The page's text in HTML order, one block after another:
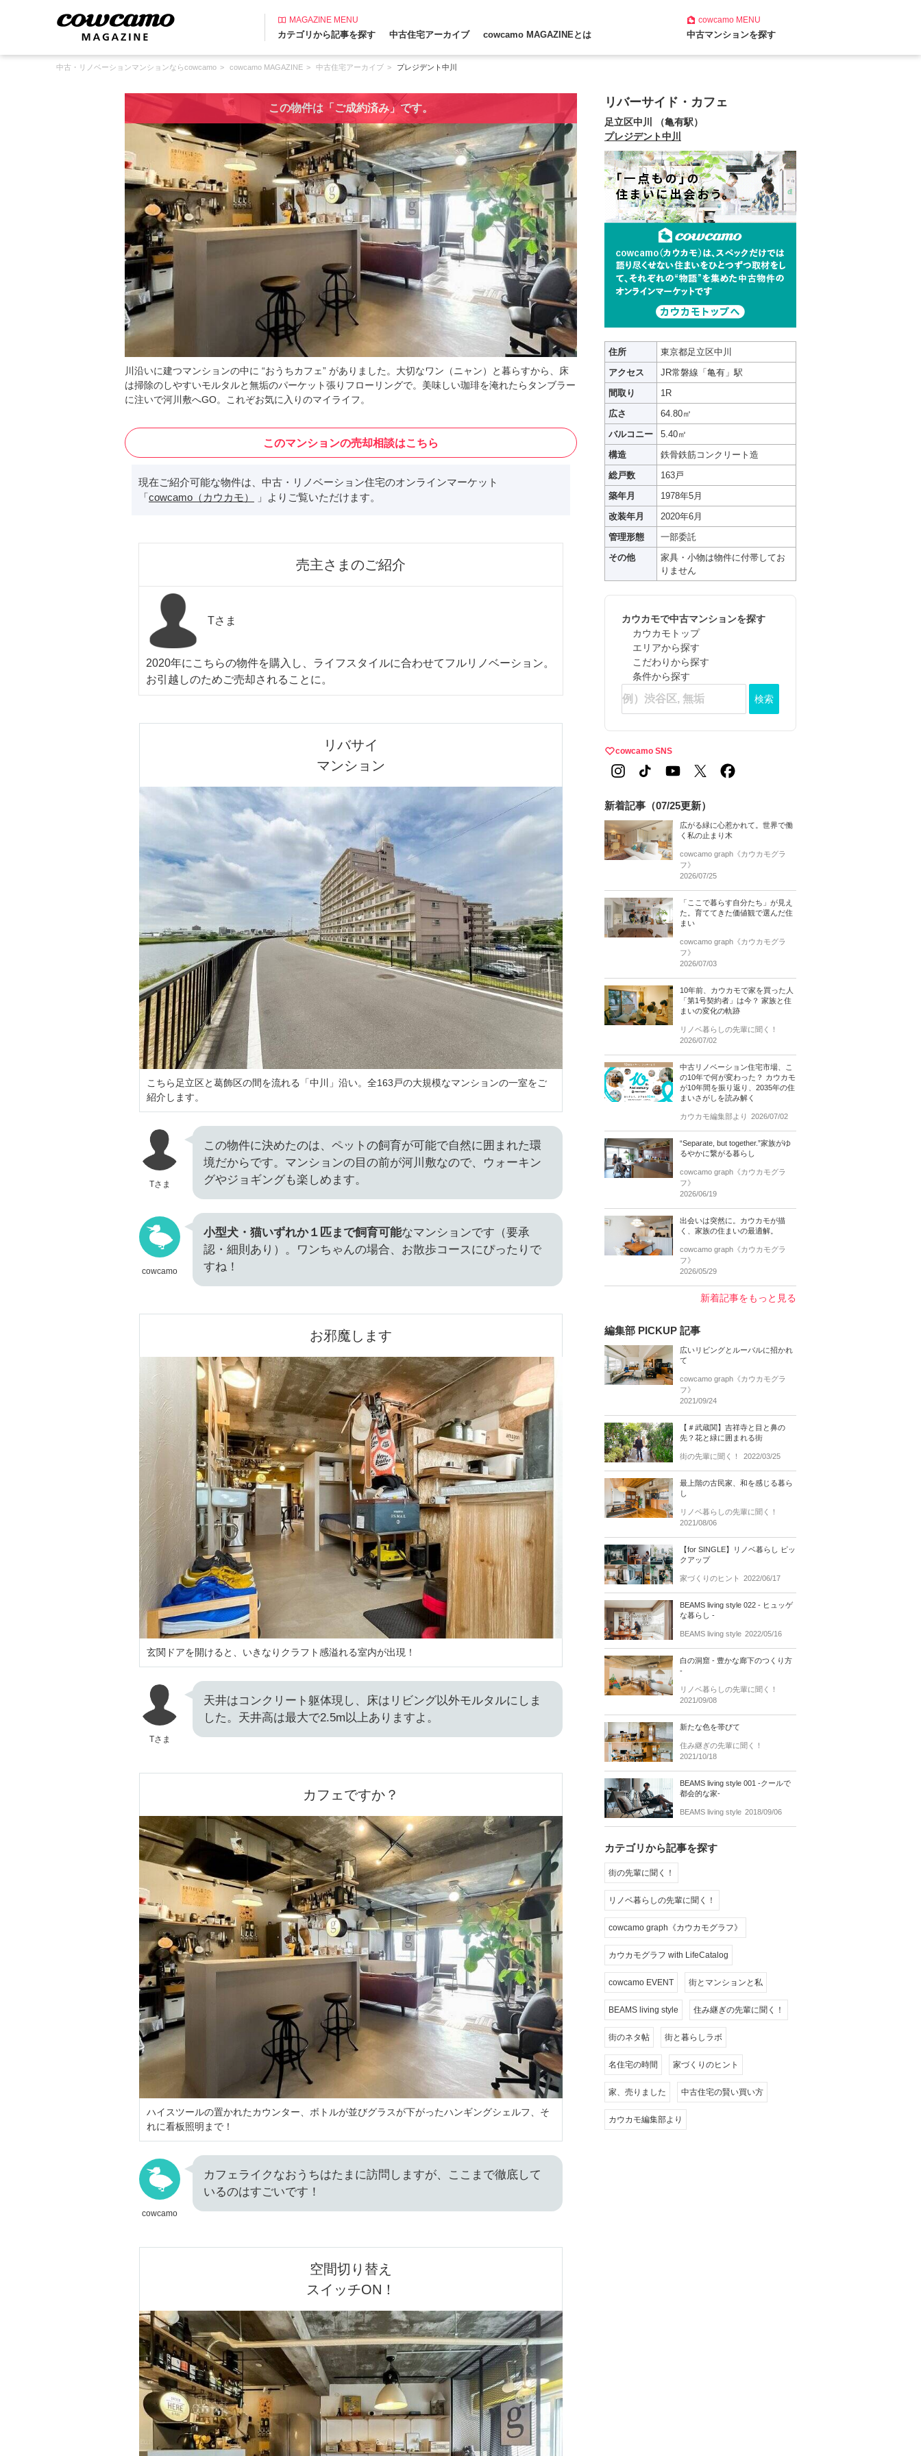
MAGAZINE MENU
カテゴリから記事を探す 中古住宅アーカイブ cowcamo MAGAZINEとは
cowcamoMENU
中古マンションを探す
中古・リノベーションマンションならcowcamo cowcamo MAGAZINE 中古住宅アーカイブ プレジデント中川
この物件は「ご成約済み」です。
川沿いに建つマンションの中に “おうちカフェ” がありました。大切なワン（ニャン）と暮らすから、床
は掃除のしやすいモルタルと無垢のパーケット張りフローリングで。美味しい珈琲を淹れたらタンブラー
に注いで河川敷へGO。これぞお気に入りのマイライフ。
このマンションの売却相談はこちら
現在ご紹介可能な物件は、中古・リノベーション住宅のオンラインマーケット
「cowcamo（カウカモ） 」よりご覧いただけます。
売主さまのご紹介
Tさま
2020年にこちらの物件を購入し、ライフスタイルに合わせてフルリノベーション。
お引越しのためご売却されることに。
リバサイ
マンション
こちら足立区と葛飾区の間を流れる「中川」沿い。全163戸の大規模なマンションの一室をご
紹介します。
Tさま
この物件に決めたのは、ペットの飼育が可能で自然に囲まれた環
境だからです。マンションの目の前が河川敷なので、ウォーキン
グやジョギングも楽しめます。
cowcamo
小型犬・猫いずれか１匹まで飼育可能なマンションです（要承
認・細則あり）。ワンちゃんの場合、お散歩コースにぴったりで
すね！
お邪魔します
玄関ドアを開けると、いきなりクラフト感溢れる室内が出現！
Tさま
天井はコンクリート躯体現し、床はリビング以外モルタルにしま
した。天井高は最大で2.5m以上ありますよ。
カフェですか？
ハイスツールの置かれたカウンター、ボトルが並びグラスが下がったハンギングシェルフ、そ
れに看板照明まで！
cowcamo
カフェライクなおうちはたまに訪問しますが、ここまで徹底して
いるのはすごいです！
空間切り替え
スイッチON！
リバーサイド・カフェ
足立区中川 （亀有駅）
プレジデント中川
住所
東京都足立区中川
アクセス
JR常磐線「亀有」駅
間取り
1R
広さ
64.80㎡
バルコニー
5.40㎡
構造
鉄骨鉄筋コンクリート造
総戸数
163戸
築年月
1978年5月
改装年月
2020年6月
管理形態
一部委託
その他
家具・小物は物件に付帯してお
りません
カウカモで中古マンションを探す
カウカモトップ
エリアから探す
こだわりから探す
条件から探す
検索
cowcamo SNS
新着記事（07/25更新）
広がる緑に心惹かれて。世界で働
く私の止まり木
cowcamo graph《カウカモグラ
フ》
2026/07/25
「ここで暮らす自分たち」が見え
た。育ててきた価値観で選んだ住
まい
cowcamo graph《カウカモグラ
フ》
2026/07/03
10年前、カウカモで家を買った人
「第1号契約者」は今？ 家族と住
まいの変化の軌跡
リノベ暮らしの先輩に聞く！
2026/07/02
中古リノベーション住宅市場、こ
の10年で何が変わった？ カウカモ
が10年間を振り返り、2035年の住
まいさがしを読み解く
カウカモ編集部より 2026/07/02
“Separate, but together.”家族がゆ
るやかに繋がる暮らし
cowcamo graph《カウカモグラ
フ》
2026/06/19
出会いは突然に。カウカモが描
く、家族の住まいの最適解。
cowcamo graph《カウカモグラ
フ》
2026/05/29
新着記事をもっと見る
編集部 PICKUP 記事
広いリビングとルーバルに招かれ
て
cowcamo graph《カウカモグラ
フ》
2021/09/24
【＃武蔵関】吉祥寺と目と鼻の
先？花と緑に囲まれる街
街の先輩に聞く！ 2022/03/25
最上階の古民家、和を感じる暮ら
し
リノベ暮らしの先輩に聞く！
2021/08/06
【for SINGLE】リノベ暮らし ピッ
クアップ
家づくりのヒント 2022/06/17
BEAMS living style 022 - ヒュッゲ
な暮らし -
BEAMS living style 2022/05/16
白の洞窟 - 豊かな廊下のつくり方
-
リノベ暮らしの先輩に聞く！
2021/09/08
新たな色を帯びて
住み継ぎの先輩に聞く！
2021/10/18
BEAMS living style 001 -クールで
都会的な家-
BEAMS living style 2018/09/06
カテゴリから記事を探す
街の先輩に聞く！
リノベ暮らしの先輩に聞く！
cowcamo graph《カウカモグラフ》
カウカモグラフ with LifeCatalog
cowcamo EVENT 街とマンションと私
BEAMS living style 住み継ぎの先輩に聞く！
街のネタ帖 街と暮らしラボ
名住宅の時間 家づくりのヒント
家、売りました 中古住宅の賢い買い方
カウカモ編集部より